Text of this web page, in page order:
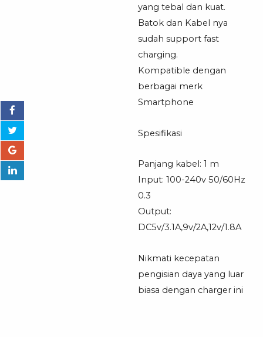
C
yang tebal dan kuat.
Batok dan Kabel nya
sudah support fast
charging.
Kompatible dengan
berbagai merk
Smartphone
Spesifikasi
Panjang kabel: 1 m
Input: 100-240v 50/60Hz
0.3
Output:
DC5v/3.1A,9v/2A,12v/1.8A
Nikmati kecepatan
pengisian daya yang luar
biasa dengan charger ini